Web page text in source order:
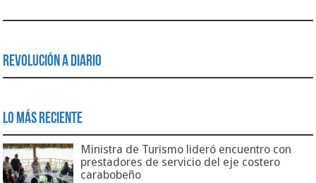
Revolución a Diario
Lo Más Reciente
Ministra de Turismo lideró encuentro con
prestadores de servicio del eje costero
carabobeño